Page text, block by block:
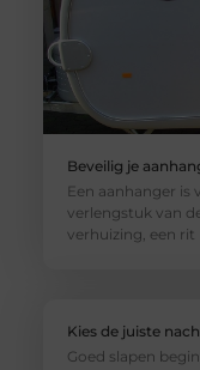
Beveilig je
Een aanhanger is
verlengstuk van
verhuizing, een rit
Kies de juiste
Goed slapen